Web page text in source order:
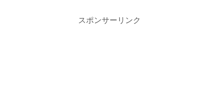
スポンサーリンク